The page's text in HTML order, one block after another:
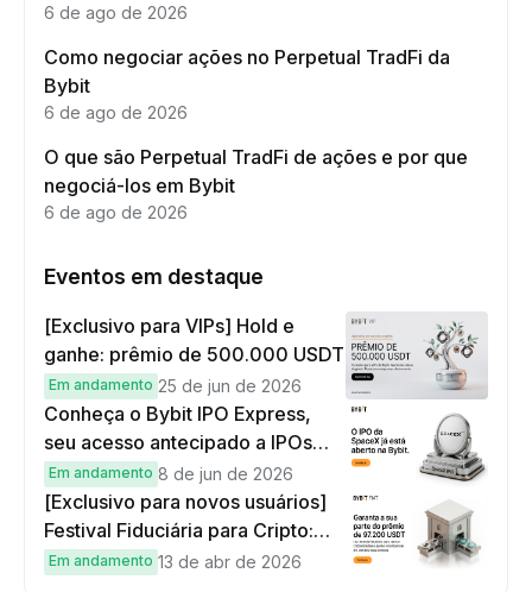
6 de ago de 2026
Como negociar ações no Perpetual TradFi da
Bybit
6 de ago de 2026
O que são Perpetual TradFi de ações e por que
negociá-los em Bybit
6 de ago de 2026
Eventos em destaque
[Exclusivo para VIPs] Hold e
ganhe: prêmio de 500.000 USDT
Em andamento 25 de jun de 2026
Conheça o Bybit IPO Express,
seu acesso antecipado a IPOs
globais
Em andamento 8 de jun de 2026
[Exclusivo para novos usuários]
Festival Fiduciária para Cripto:
complete tarefas simples e
Em andamento 13 de abr de 2026